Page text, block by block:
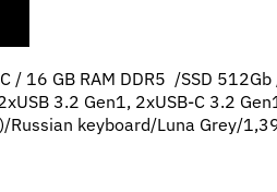
/ 16 GB RAM DDR5 /SSD
3.2 Gen1, 2xUSB-C 3.2
Russian keyboard/Luna Grey/